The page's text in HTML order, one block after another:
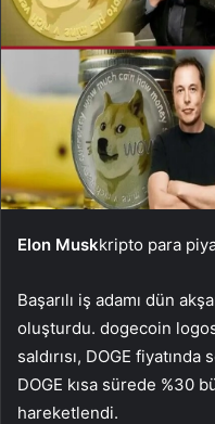
Elon Muskkripto para
Başarılı iş adamı dün
oluşturdu. dogecoin
saldırısı, DOGE
DOGE kısa sürede %30
hareketlendi.